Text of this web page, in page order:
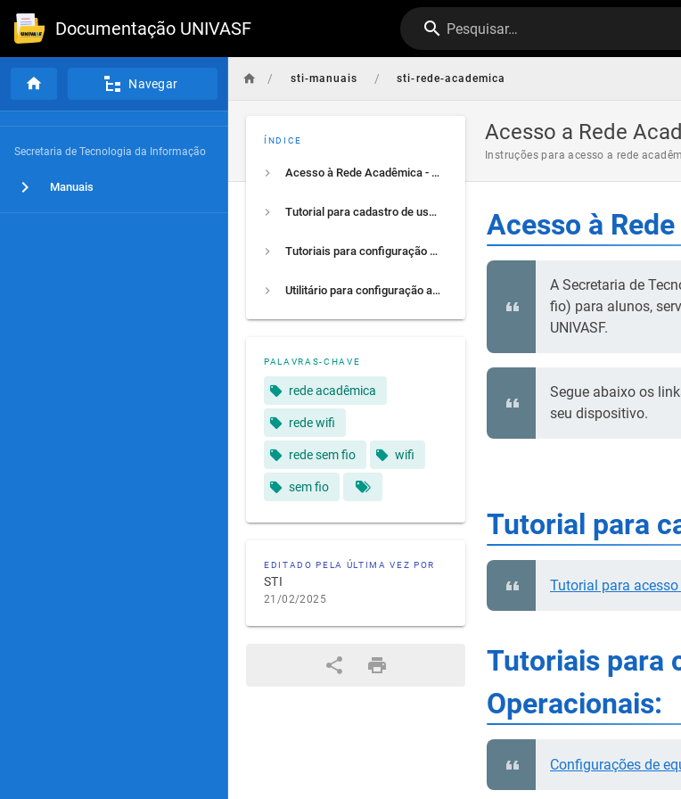
Documentação UNIVASF Pesquisar…
Navegar
Secretaria de Tecnologia da Informação
Manuais
/ sti-manuais / sti-rede-academica
Acesso a Rede
Instruções para acesso a rede
ÍNDICE
Acesso à Rede Acadêmica - WIFI
Tutorial para cadastro de usuário
Tutoriais para configuração nos respectivos Sistemas Operacionais:
Utilitário para configuração automática das redes sem fio no Windows:
PALAVRAS-CHAVE
rede acadêmica
rede wifi
rede sem fio wifi
sem fio
EDITADO PELA ÚLTIMA VEZ POR
STI
21/02/2025
Acesso à
A Secretaria de
fio) para alunos,
UNIVASF.
Segue abaixo os
seu dispositivo.
Tutorial para
Tutorial para
Tutoriais para
Operacionais:
Configurações de